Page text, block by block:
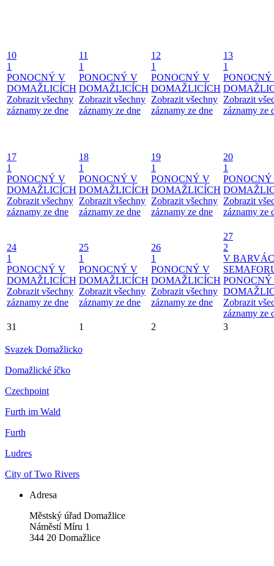
10
1
PONOCNÝ V
DOMAŽLICÍCH
Zobrazit všechny
záznamy ze dne
11
1
PONOCNÝ V
DOMAŽLICÍCH
Zobrazit všechny
záznamy ze dne
12
1
PONOCNÝ V
DOMAŽLICÍCH
Zobrazit všechny
záznamy ze dne
13
1
Zobrazit
záznamy ze
17
1
PONOCNÝ V
DOMAŽLICÍCH
Zobrazit všechny
záznamy ze dne
18
1
PONOCNÝ V
DOMAŽLICÍCH
Zobrazit všechny
záznamy ze dne
19
1
PONOCNÝ V
DOMAŽLICÍCH
Zobrazit všechny
záznamy ze dne
20
1
Zobrazit
záznamy ze
24
1
PONOCNÝ V
DOMAŽLICÍCH
Zobrazit všechny
záznamy ze dne
25
1
PONOCNÝ V
DOMAŽLICÍCH
Zobrazit všechny
záznamy ze dne
26
1
PONOCNÝ V
DOMAŽLICÍCH
Zobrazit všechny
záznamy ze dne
27
2
V
Zobrazit
záznamy ze
31
1 2 3
Svazek Domažlicko
Domažlické íčko
Czechpoint
Furth im Wald
Furth
Ludres
City of Two Rivers
Adresa
Městský úřad Domažlice
Náměstí Míru 1
344 20 Domažlice